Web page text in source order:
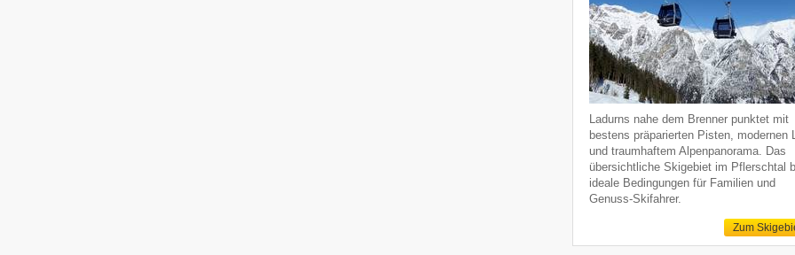
Ladurns nahe dem Brenner punktet mit
bestens präparierten Pisten, modernen
und traumhaftem Alpenpanorama. Das
übersichtliche Skigebiet im Pflerschtal
ideale Bedingungen für Familien und
Genuss-Skifahrer.
Zum